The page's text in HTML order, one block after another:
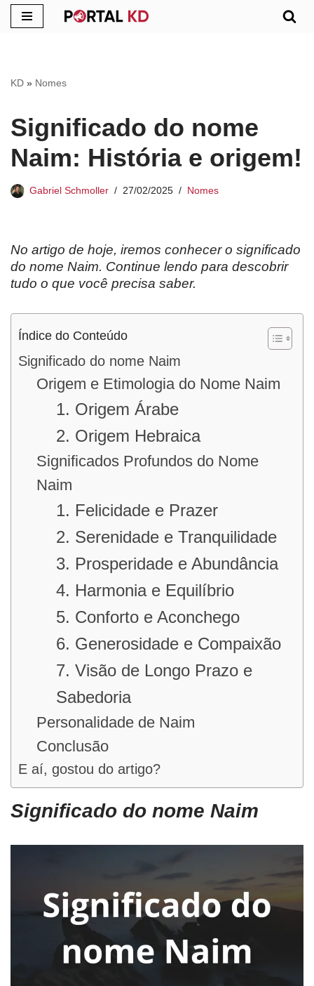
conteúdo
KD » Nomes
Significado do nome
Naim: História e origem!
Gabriel Schmoller 27/02/2025 Nomes
No artigo de hoje, iremos conhecer o significado
do nome Naim. Continue lendo para descobrir
tudo o que você precisa saber.
Índice do Conteúdo
Significado do nome Naim
Origem e Etimologia do Nome Naim
1. Origem Árabe
2. Origem Hebraica
Significados Profundos do Nome
Naim
1. Felicidade e Prazer
2. Serenidade e Tranquilidade
3. Prosperidade e Abundância
4. Harmonia e Equilíbrio
5. Conforto e Aconchego
6. Generosidade e Compaixão
7. Visão de Longo Prazo e
Sabedoria
Personalidade de Naim
Conclusão
E aí, gostou do artigo?
Significado do nome Naim